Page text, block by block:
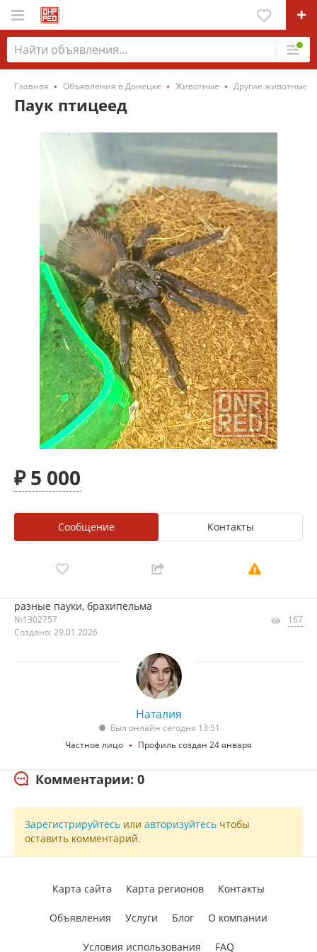
Главная Объявления в Донецке Животные Другие животные
Паук птицеед
₽ 5 000
Сообщение Контакты
разные пауки, брахипельма
№1302757
Создано: 29.01.2026
167
Наталия
Был онлайн сегодня 13:51
Частное лицо
Профиль создан 24 января
Комментарии: 0
Зарегистрируйтесь или авторизуйтесь чтобы
оставить комментарий.
Карта сайта Карта регионов Контакты
Объявления Услуги Блог О компании
Условия использования FAQ